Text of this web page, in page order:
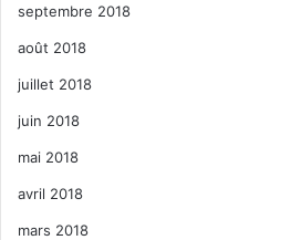
septembre 2018
août 2018
juillet 2018
juin 2018
mai 2018
avril 2018
mars 2018